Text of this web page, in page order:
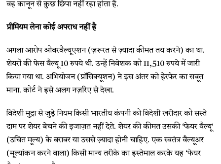
वह कानून से कुछ छिपा नहीं रहा होता है.
प्रीमियम लेना कोई अपराध नहीं है
अगला आरोप ओवरवैल्यूएशन (ज़रूरत से ज़्यादा कीमत तय करने) का था.
शेयरों की फेस वैल्यू 10 रुपये थी. उन्हें निवेशक को 11,510 रुपये में जारी
किया गया था. अभियोजन (प्रॉसिक्यूशन) ने इस अंतर को हेरफेर का सबूत
माना. कोर्ट ने इसे अलग नज़रिए से देखा.
विदेशी मुद्रा से जुड़े नियम किसी भारतीय कंपनी को विदेशी खरीदार को सस्ते
दाम पर शेयर बेचने की इजाज़त नहीं देते. शेयर की कीमत उसकी ‘फेयर वैल्यू’
(उचित मूल्य) के बराबर या उससे ज़्यादा होनी चाहिए. एक स्वतंत्र वैल्यूअर
(मूल्यांकन करने वाला) किसी मान्य तरीके का इस्तेमाल करके यह ‘फेयर